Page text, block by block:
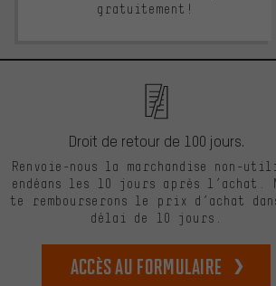
gratuitement!
Droit de retour de 100 jours.
Renvoie-nous la marchandise non-
endéans les 10 jours après l’achat.
te rembourserons le prix d’achat
délai de 10 jours.
Accès au formulaire